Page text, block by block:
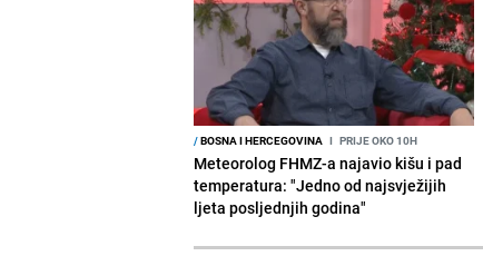
/BOSNA I HERCEGOVINA I PRIJE OKO 10H
Meteorolog FHMZ-a najavio kišu i pad
temperatura: "Jedno od najsvježijih
ljeta posljednjih godina"